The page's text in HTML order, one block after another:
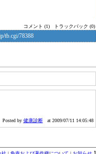
コメント (1) トラックバック (0)
tb.cgi/78388
Posted by 健康診断 at 2009/07/11 14:05:48